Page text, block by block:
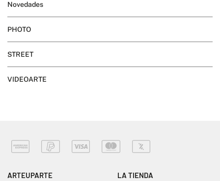
Novedades
PHOTO
STREET
VIDEOARTE
ARTEUPARTE LA TIENDA